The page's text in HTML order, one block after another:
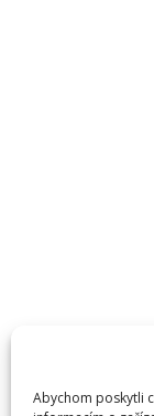
Abychom poskytli